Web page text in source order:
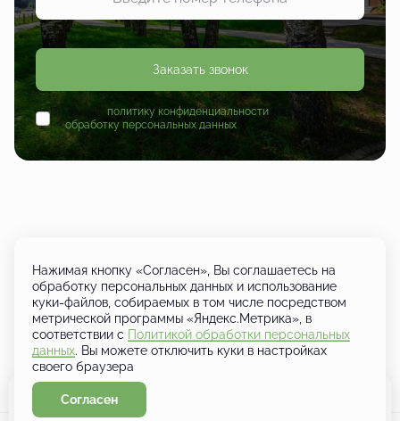
Заказать звонок
Принимаю политику конфиденциальностии даю согласие
наобработку персональных данных
+7 (833) 249-01-01
Кировская область, д. Шутовщина,
Кирово-Чепецкий район, ул.
Ботаническая
Нажимая кнопку «Согласен», Вы соглашаетесь на
обработку персональных данных и использование
куки-файлов, собираемых в том числе посредством
метрической программы «Яндекс.Метрика», в
соответствии с Политикой обработки персональных
данных. Вы можете отключить куки в настройках
своего браузера
Согласен